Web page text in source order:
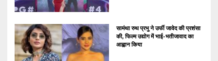
सामंथा रुथ प्रभु ने उर्फी जावेद की प्रशंसा
की, फिल्म उद्योग में भाई-भतीजावाद का
आह्वान किया